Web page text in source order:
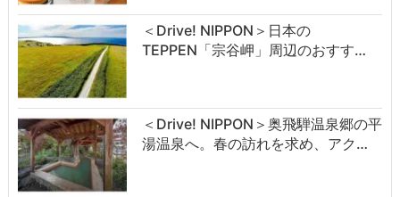
＜Drive! NIPPON＞日本の
TEPPEN「宗谷岬」周辺のおすす…
＜Drive! NIPPON＞奥飛騨温泉郷の平
湯温泉へ。春の訪れを求め、アク…